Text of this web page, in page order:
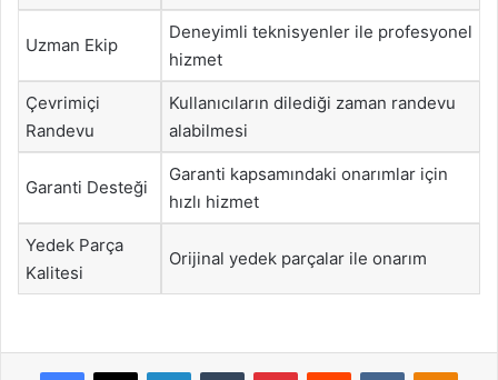
Uzman Ekip
Deneyimli teknisyenler ile profesyonel
hizmet
Çevrimiçi
Randevu
Kullanıcıların dilediği zaman randevu
alabilmesi
Garanti Desteği
Garanti kapsamındaki onarımlar için
hızlı hizmet
Yedek Parça
Kalitesi
Orijinal yedek parçalar ile onarım
Facebook
X LinkedInTumblr PinterestReddit VKontakte